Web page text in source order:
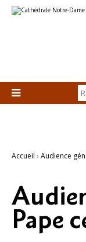
au
personnels

Accueil › Audience
Pape